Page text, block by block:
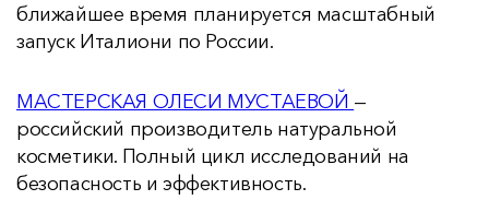
ближайшее время планируется масштабный
запуск Италиони по России.
МАСТЕРСКАЯ ОЛЕСИ МУСТАЕВОЙ —
российский производитель натуральной
косметики. Полный цикл исследований на
безопасность и эффективность.